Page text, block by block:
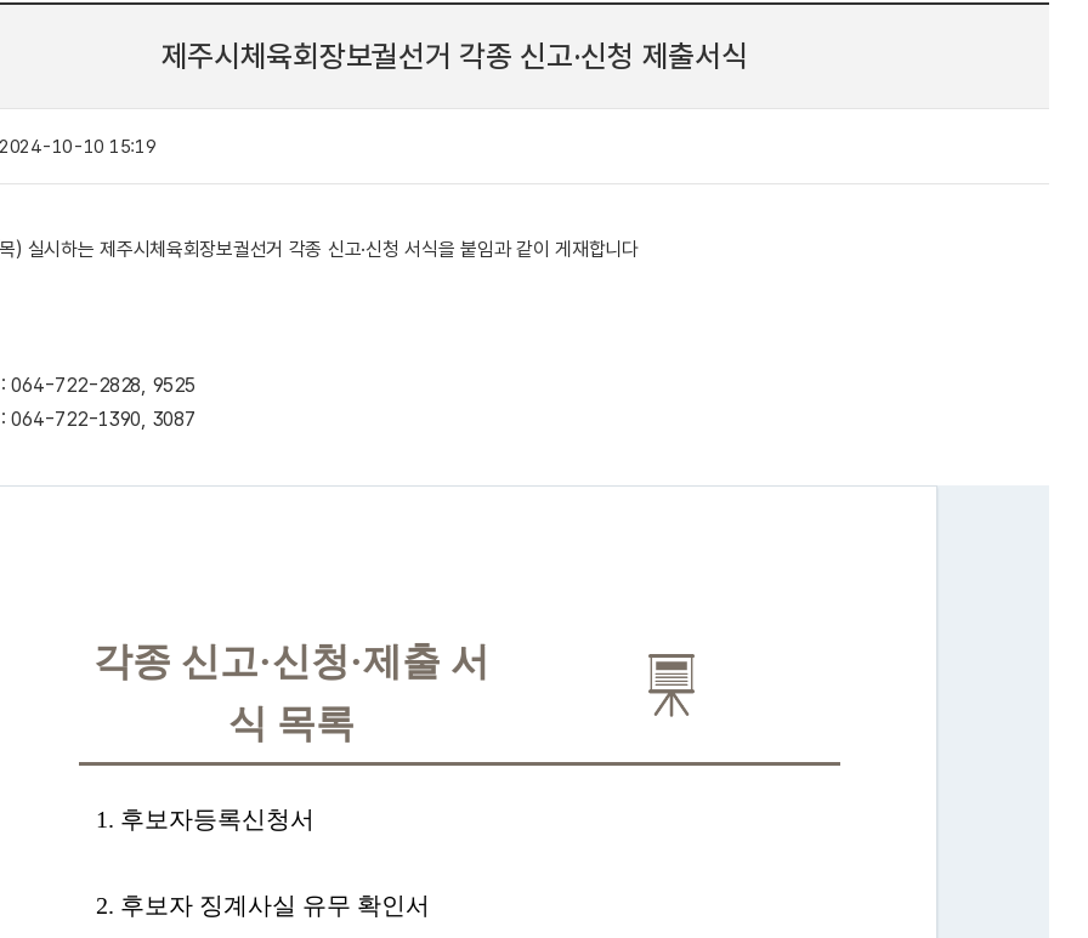
제주시체육회장보궐선거 각종 신고·신청 제출서식
2024-10-10 15:19
) 실시하는 제주시체육회장보궐선거 각종 신고·신청 서식을 붙임과 같이 게재합니다
: 064-722-2828, 9525
: 064-722-1390, 3087